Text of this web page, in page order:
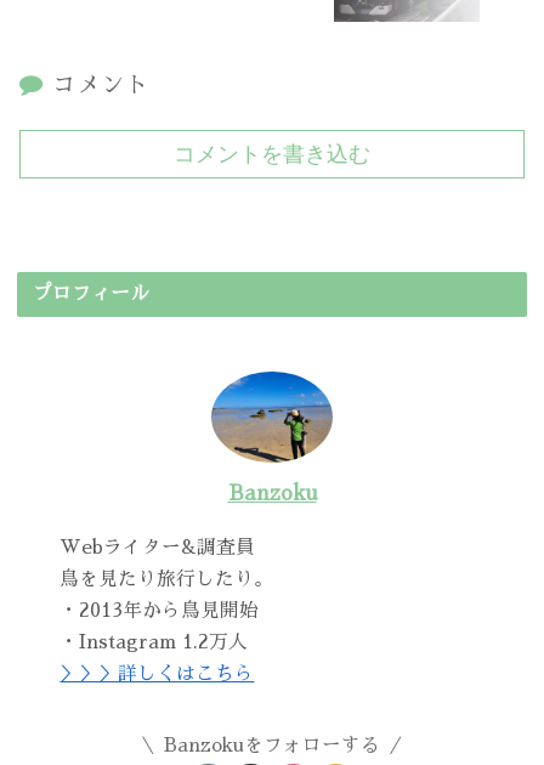
コメント
コメントを書き込む
プロフィール
Banzoku
Webライター&調査員
鳥を見たり旅行したり。
・2013年から鳥見開始
・Instagram 1.2万人
＞＞＞詳しくはこちら
Banzokuをフォローする